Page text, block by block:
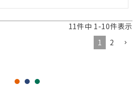
11件中 1 -10件表示
1
2